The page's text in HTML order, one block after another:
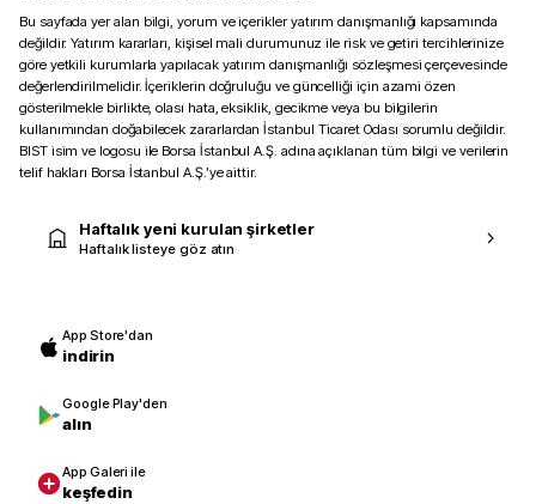
Bu sayfada yer alan bilgi, yorum ve içerikler yatırım danışmanlığı kapsamında
değildir. Yatırım kararları, kişisel mali durumunuz ile risk ve getiri tercihlerinize
göre yetkili kurumlarla yapılacak yatırım danışmanlığı sözleşmesi çerçevesinde
değerlendirilmelidir. İçeriklerin doğruluğu ve güncelliği için azami özen
gösterilmekle birlikte, olası hata, eksiklik, gecikme veya bu bilgilerin
kullanımından doğabilecek zararlardan İstanbul Ticaret Odası sorumlu değildir.
BIST isim ve logosu ile Borsa İstanbul A.Ş. adına açıklanan tüm bilgi ve verilerin
telif hakları Borsa İstanbul A.Ş.’ye aittir.
Haftalık yeni kurulan şirketler
Haftalık listeye göz atın
App Store'dan
indirin
Google Play'den
alın
App Galeri ile
keşfedin